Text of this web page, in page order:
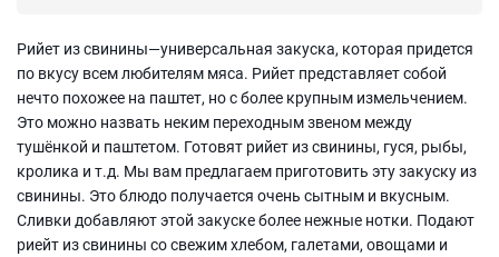
Рийет из свинины—универсальная закуска, которая придется
по вкусу всем любителям мяса. Рийет представляет собой
нечто похожее на паштет, но с более крупным измельчением.
Это можно назвать неким переходным звеном между
тушёнкой и паштетом. Готовят рийет из свинины, гуся, рыбы,
кролика и т.д. Мы вам предлагаем приготовить эту закуску из
свинины. Это блюдо получается очень сытным и вкусным.
Сливки добавляют этой закуске более нежные нотки. Подают
риейт из свинины со свежим хлебом, галетами, овощами и